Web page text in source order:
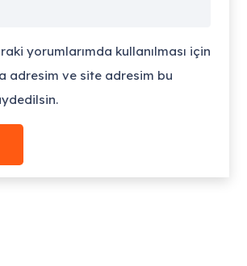
yorumlarımda kullanılması için
adresim ve site adresim bu